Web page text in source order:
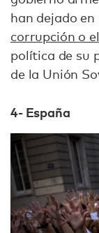
han dejado
corrupción o
política de su
de la Unión
4- España